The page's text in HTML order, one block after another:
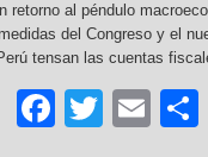
retorno al péndulo
del Congreso y el
tensan las cuentas
F
T
E